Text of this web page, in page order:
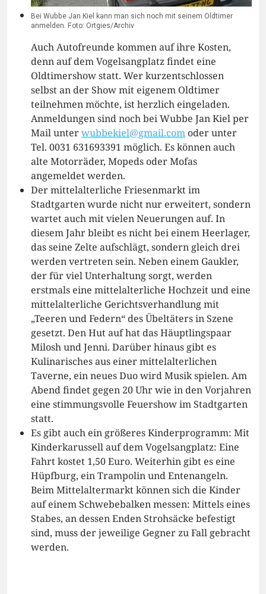
Bei Wubbe Jan Kiel kann man sich noch mit seinem Oldtimer
anmelden. Foto: Ortgies/Archiv
Auch Autofreunde kommen auf ihre Kosten,
denn auf dem Vogelsangplatz findet eine
Oldtimershow statt. Wer kurzentschlossen
selbst an der Show mit eigenem Oldtimer
teilnehmen möchte, ist herzlich eingeladen.
Anmeldungen sind noch bei Wubbe Jan Kiel per
Mail unterwubbekiel@gmail.com oder unter
Tel. 0031 631693391 möglich. Es können auch
alte Motorräder, Mopeds oder Mofas
angemeldet werden.
Der mittelalterliche Friesenmarkt im
Stadtgarten wurde nicht nur erweitert, sondern
wartet auch mit vielen Neuerungen auf. In
diesem Jahr bleibt es nicht bei einem Heerlager,
das seine Zelte aufschlägt, sondern gleich drei
werden vertreten sein. Neben einem Gaukler,
der für viel Unterhaltung sorgt, werden
erstmals eine mittelalterliche Hochzeit und eine
mittelalterliche Gerichtsverhandlung mit
„Teeren und Federn“ des Übeltäters in Szene
gesetzt. Den Hut auf hat das Häuptlingspaar
Milosh und Jenni. Darüber hinaus gibt es
Kulinarisches aus einer mittelalterlichen
Taverne, ein neues Duo wird Musik spielen. Am
Abend findet gegen 20 Uhr wie in den Vorjahren
eine stimmungsvolle Feuershow im Stadtgarten
statt.
Es gibt auch ein größeres Kinderprogramm: Mit
Kinderkarussell auf dem Vogelsangplatz: Eine
Fahrt kostet 1,50 Euro. Weiterhin gibt es eine
Hüpfburg, ein Trampolin und Entenangeln.
Beim Mittelaltermarkt können sich die Kinder
auf einem Schwebebalken messen: Mittels eines
Stabes, an dessen Enden Strohsäcke befestigt
sind, muss der jeweilige Gegner zu Fall gebracht
werden.